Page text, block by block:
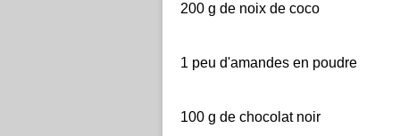
200 g de noix de coco
1 peu d'amandes en poudre
100 g de chocolat noir